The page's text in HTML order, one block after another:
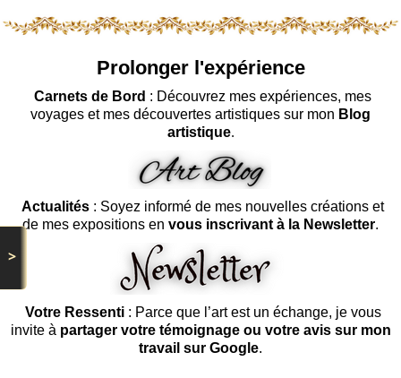
>
Prolonger l'expérience
Carnets de Bord : Découvrez mes expériences, mes
voyages et mes découvertes artistiques sur mon Blog
artistique.
Actualités : Soyez informé de mes nouvelles créations et
de mes expositions en vous inscrivant à la Newsletter.
Votre Ressenti: Parce que l’art est un échange, je vous
invite à partager votre témoignage ou votre avis sur mon
travail sur Google.